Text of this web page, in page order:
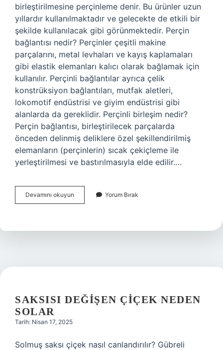
birleştirilmesine perçinleme denir. Bu ürünler uzun
yıllardır kullanılmaktadır ve gelecekte de etkili bir
şekilde kullanılacak gibi görünmektedir. Perçin
bağlantısı nedir? Perçinler çeşitli makine
parçalarını, metal levhaları ve kayış kaplamaları
gibi elastik elemanları kalıcı olarak bağlamak için
kullanılır. Perçinli bağlantılar ayrıca çelik
konstrüksiyon bağlantıları, mutfak aletleri,
lokomotif endüstrisi ve giyim endüstrisi gibi
alanlarda da gereklidir. Perçinli birleşim nedir?
Perçin bağlantısı, birleştirilecek parçalarda
önceden delinmiş deliklere özel şekillendirilmiş
elemanların (perçinlerin) sıcak çekiçleme ile
yerleştirilmesi ve bastırılmasıyla elde edilir.…
Devamını okuyun
Bağlantı
Edilir
Yorum Bırak
SAKSISI DEĞIŞEN ÇIÇEK NEDEN
SOLAR
Tarih: Nisan 17, 2025
Solmuş saksı çiçek nasıl canlandırılır? Gübreli